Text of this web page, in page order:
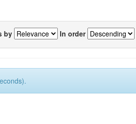
by In order